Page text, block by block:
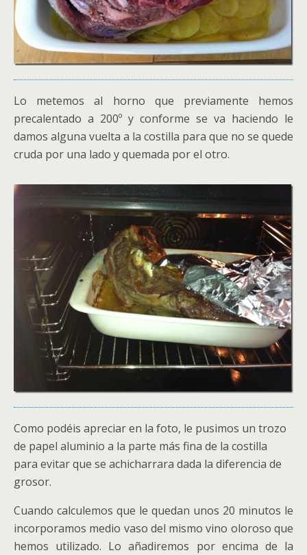
Lo metemos al horno que previamente hemos
precalentado a 200º y conforme se va haciendo le
damos alguna vuelta a la costilla para que no se quede
cruda por una lado y quemada por el otro.
Como podéis apreciar en la foto, le pusimos un trozo
de papel aluminio a la parte más fina de la costilla
para evitar que se achicharrara dada la diferencia de
grosor.
Cuando calculemos que le quedan unos 20 minutos le
incorporamos medio vaso del mismo vino oloroso que
hemos utilizado. Lo añadiremos por encima de la